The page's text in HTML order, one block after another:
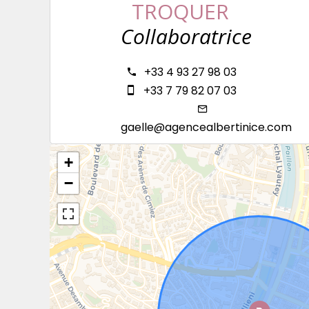
TROQUER
Collaboratrice
+33 4 93 27 98 03
+33 7 79 82 07 03
gaelle@agencealbertinice.com
+
−